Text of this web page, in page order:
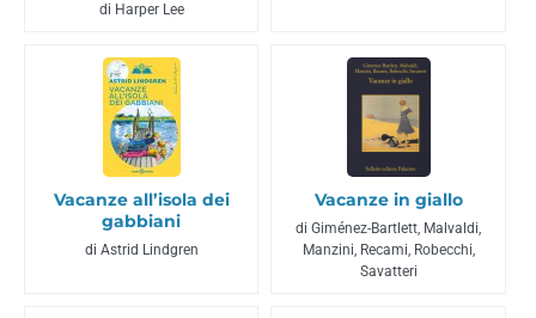
di Harper Lee
Vacanze all’isola dei
gabbiani
di Astrid Lindgren
Vacanze in giallo
di Giménez-Bartlett, Malvaldi,
Manzini, Recami, Robecchi,
Savatteri